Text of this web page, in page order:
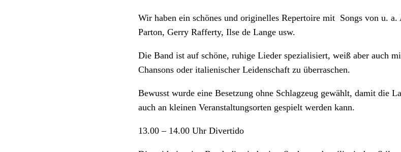
Wir haben ein schönes und originelles Repertoire mit Songs von u.
Parton, Gerry Rafferty, Ilse de Lange usw.
Die Band ist auf schöne, ruhige Lieder spezialisiert, weiß aber auch
Chansons oder italienischer Leidenschaft zu überraschen.
Bewusst wurde eine Besetzung ohne Schlagzeug gewählt, damit die
auch an kleinen Veranstaltungsorten gespielt werden kann.
13.00 – 14.00 Uhr Divertido